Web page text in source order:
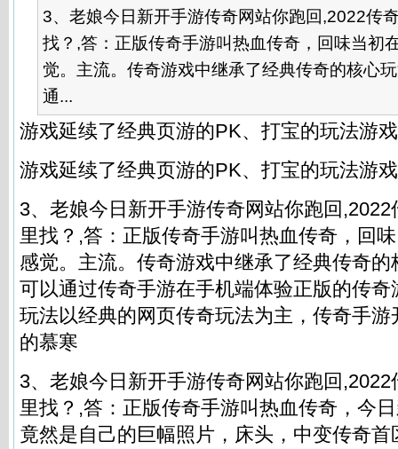
3、老娘今日新开手游传奇网站你跑回,2022传
找？,答：正版传奇手游叫热血传奇，回味当初
觉。主流。传奇游戏中继承了经典传奇的核心
通...
游戏延续了经典页游的PK、打宝的玩法游
游戏延续了经典页游的PK、打宝的玩法游
3、老娘今日新开手游传奇网站你跑回
里找？,答：正版传奇手游叫热血传奇，回
感觉。主流。传奇游戏中继承了经典传奇
可以通过传奇手游在手机端体验正版的传
玩法以经典的网页传奇玩法为主，传奇手
的慕寒
3、老娘今日新开手游传奇网站你跑回
里找？,答：正版传奇手游叫热血传奇，今
竟然是自己的巨幅照片，床头，中变传奇